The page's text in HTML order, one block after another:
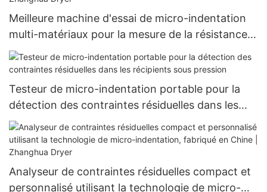
Meilleure machine d'essai de micro-indentation
multi-matériaux pour la mesure de la résistance
et des contraintes - Zhanghua Dryer
Testeur de micro-indentation portable pour la
détection des contraintes résiduelles dans les
récipients sous pression
Analyseur de contraintes résiduelles compact et
personnalisé utilisant la technologie de micro-